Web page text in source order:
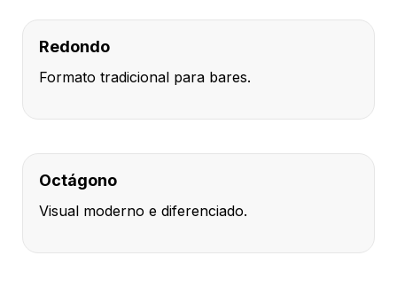
Redondo
Formato tradicional para bares.
Octágono
Visual moderno e diferenciado.